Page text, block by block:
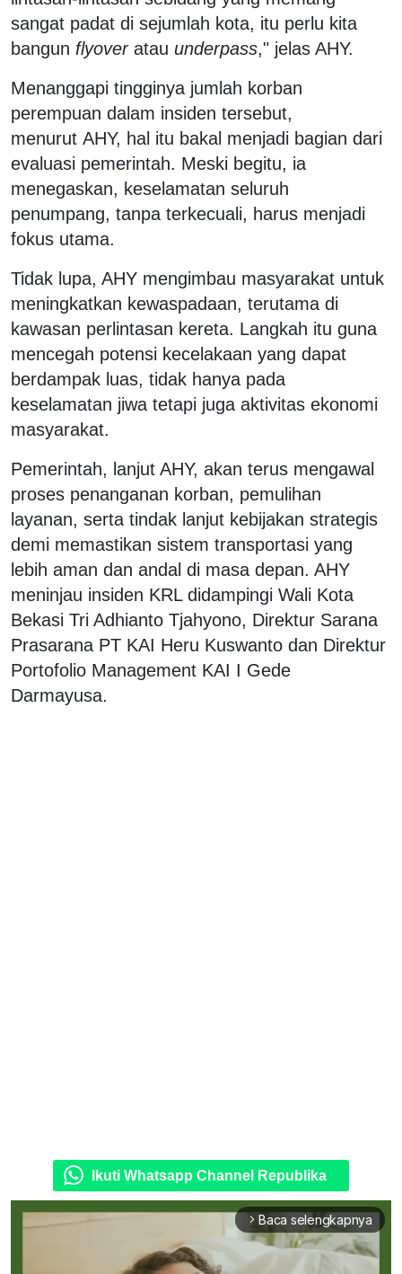
sangat padat di sejumlah kota, itu perlu kita
bangun flyoveratau underpass," jelas AHY.
Menanggapi tingginya jumlah korban
perempuan dalam insiden tersebut,
menurut AHY, hal itu bakal menjadi bagian dari
evaluasi pemerintah. Meski begitu, ia
menegaskan, keselamatan seluruh
penumpang, tanpa terkecuali, harus menjadi
fokus utama.
Tidak lupa, AHY mengimbau masyarakat untuk
meningkatkan kewaspadaan, terutama di
kawasan perlintasan kereta. Langkah itu guna
mencegah potensi kecelakaan yang dapat
berdampak luas, tidak hanya pada
keselamatan jiwa tetapi juga aktivitas ekonomi
masyarakat.
Pemerintah, lanjut AHY, akan terus mengawal
proses penanganan korban, pemulihan
layanan, serta tindak lanjut kebijakan strategis
demi memastikan sistem transportasi yang
lebih aman dan andal di masa depan. AHY
meninjau insiden KRL didampingi Wali Kota
Bekasi Tri Adhianto Tjahyono, Direktur Sarana
Prasarana PT KAI Heru Kuswanto dan Direktur
Portofolio Management KAI I Gede
Darmayusa.
Ikuti Whatsapp Channel Republika
arrow_forward_ios Baca selengkapnya